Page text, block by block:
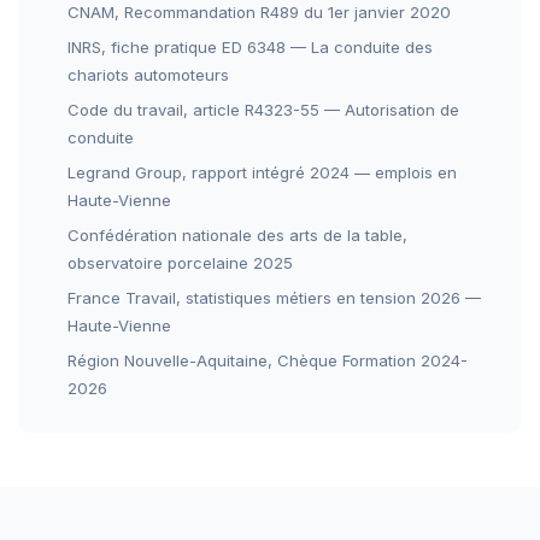
CNAM, Recommandation R489 du 1er janvier 2020
INRS, fiche pratique ED 6348 — La conduite des
chariots automoteurs
Code du travail, article R4323-55 — Autorisation de
conduite
Legrand Group, rapport intégré 2024 — emplois en
Haute-Vienne
Confédération nationale des arts de la table,
observatoire porcelaine 2025
France Travail, statistiques métiers en tension 2026 —
Haute-Vienne
Région Nouvelle-Aquitaine, Chèque Formation 2024-
2026